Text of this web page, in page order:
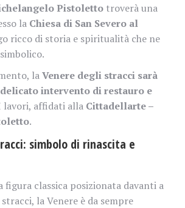
Pistoletto troverà una
la Chiesa di San Severo al
ricco di storia e spiritualità che ne
laVenere degli stracci sarà
intervento di restauro e
lavori, affidati alla Cittadellarte –
.
simbolo di rinascita e
figura classica posizionata davanti a
la Venere è da sempre